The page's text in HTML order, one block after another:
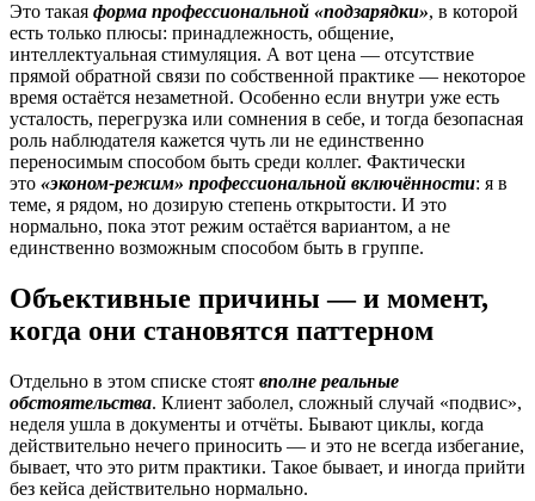
Это такая форма профессиональной «подзарядки», в которой
есть только плюсы: принадлежность, общение,
интеллектуальная стимуляция. А вот цена — отсутствие
прямой обратной связи по собственной практике — некоторое
время остаётся незаметной. Особенно если внутри уже есть
усталость, перегрузка или сомнения в себе, и тогда безопасная
роль наблюдателя кажется чуть ли не единственно
переносимым способом быть среди коллег. Фактически
это «эконом-режим» профессиональной включённости: я в
теме, я рядом, но дозирую степень открытости. И это
нормально, пока этот режим остаётся вариантом, а не
единственно возможным способом быть в группе.
Объективные причины — и момент,
когда они становятся паттерном
Отдельно в этом списке стоят вполне реальные
обстоятельства. Клиент заболел, сложный случай «подвис»,
неделя ушла в документы и отчёты. Бывают циклы, когда
действительно нечего приносить — и это не всегда избегание,
бывает, что это ритм практики. Такое бывает, и иногда прийти
без кейса действительно нормально.